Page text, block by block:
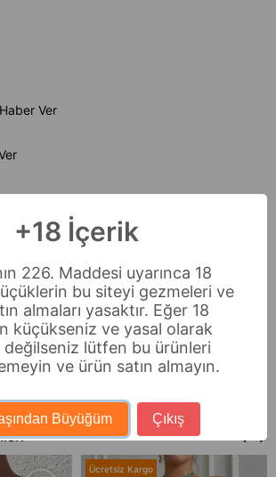
Ver
Sorular
Ücretsiz Kargo
+18 İçerik
226. Maddesi uyarınca 18
bu siteyi gezmeleri ve
almaları yasaktır. Eğer 18
küçükseniz ve yasal olarak
lütfen bu ürünleri
ve ürün satın almayın.
Büyüğüm Çıkış